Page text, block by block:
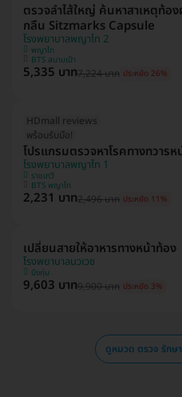
ตรวจลำไส้ใหญ่ ค้นหาสาเหตุท้อ
กลืน Sitzmarks Capsule
โรงพยาบาลพญาไท 2
พญาไท
BTS สนามเป้า
5,335 บาท7,224 บาท ประหยัด 26%
HDmall reviews
พร้อมรับมือ!
โปรแกรมตรวจหาโรคทางทวาร
โรงพยาบาลพญาไท 1
ราชเทวี
BTS พญาไท
2,231 บาท2,496 บาท ประหยัด 11%
เปลี่ยนสายให้อาหารทางหน้าท้อง
โรงพยาบาลนวเวช
บึงกุ่ม
9,603 บาท9,900 บาท ประหยัด 3%
ดูหมวด ตรวจ รักษ